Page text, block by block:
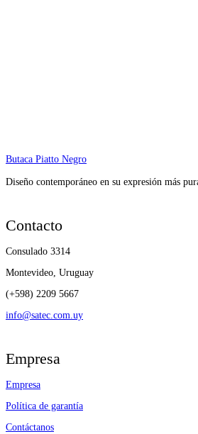
Butaca Piatto Negro
Diseño contemporáneo en su expresión más
Contacto
Consulado 3314
Montevideo, Uruguay
(+598) 2209 5667
info@satec.com.uy
Empresa
Empresa
Política de garantía
Contáctanos